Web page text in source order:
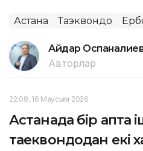
Астана Таэквондо
Айдар
Авторлар
22:08, 16 Маусым 2026
Астанада бір апта
таеквондодан екі